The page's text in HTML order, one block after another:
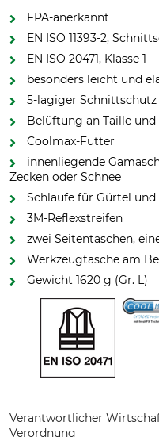
FPA-anerkannt
EN ISO 11393-2,
EN ISO 20471, Klasse 1
besonders leicht und
5-lagiger Schnittschutz
Belüftung an Taille
Coolmax-Futter
innenliegende
Zecken oder Schnee
Schlaufe für Gürtel
3M-Reflexstreifen
zwei Seitentaschen,
Werkzeugtasche am
Gewicht 1620 g (Gr. L)
Verantwortlicher
Verordnung